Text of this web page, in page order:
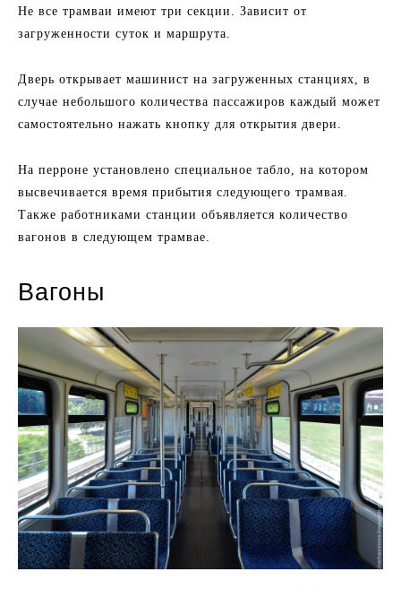
Не все трамваи имеют три секции. Зависит от
загруженности суток и маршрута.
Дверь открывает машинист на загруженных станциях, в
случае небольшого количества пассажиров каждый может
самостоятельно нажать кнопку для открытия двери.
На перроне установлено специальное табло, на котором
высвечивается время прибытия следующего трамвая.
Также работниками станции объявляется количество
вагонов в следующем трамвае.
Вагоны